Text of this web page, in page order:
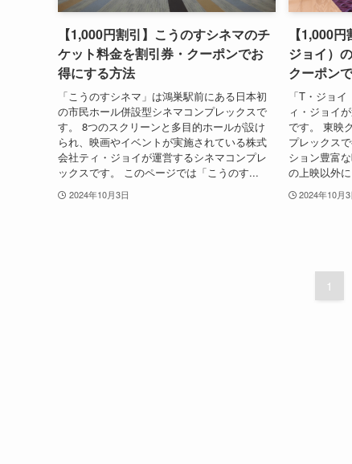
【1,000円割引】こうのすシネマのチ
ケット料金を割引券・クーポンでお
得にする方法
「こうのすシネマ」は鴻巣駅前にある日本初
の市民ホール併設型シネマコンプレックスで
す。 8つのスクリーンと多目的ホールが設け
られ、映画やイベントが実施されている株式
会社ティ・ジョイが運営するシネマコンプレ
ックスです。 このページでは「こうのす...
2024年10月3日
【1,000
ジョイ）
クーポン
「T・ジョ
ィ・ジョイ
です。 東映
プレックス
ション豊富
の上映以外
2024年10月3
1